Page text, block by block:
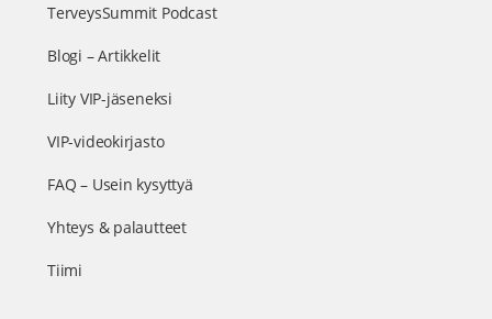
TerveysSummit Podcast
Blogi – Artikkelit
Liity VIP-jäseneksi
VIP-videokirjasto
FAQ – Usein kysyttyä
Yhteys & palautteet
Tiimi